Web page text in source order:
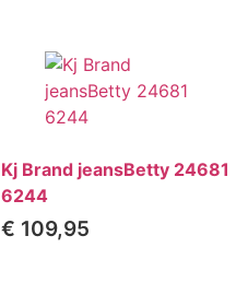
Kj Brand jeansBetty 24681
6244
€ 109,95